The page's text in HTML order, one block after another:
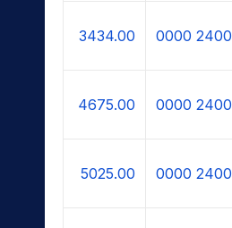
3434.00 0000 2400
4675.00 0000 2400
5025.00 0000 2400